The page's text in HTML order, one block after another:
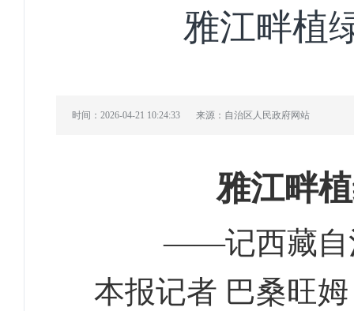
雅江畔植
时间：2026-04-21 10:24:33 来源：自治区人民政府网站
雅江畔
——记西藏自
本报记者 巴桑旺姆